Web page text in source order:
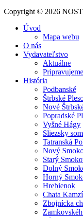
Copyright © 2026
Úvod
Mapa webu
O nás
Vydavateľstvo
Aktuálne
Pripravujeme
História
Podbanské
Štrbské
Nové
Popradské
Vyšné Hágy
Sliezsky som
Tatranská
Nový
Starý
Dolný
Horný
Hrebienok
Chata
Zbojnícka